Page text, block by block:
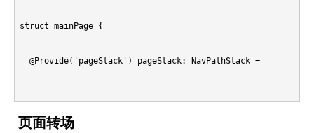
struct mainPage {
@Provide('pageStack') pageStack: NavPathStack = new
if (name === 'loginPageInHSP') {
页面转场